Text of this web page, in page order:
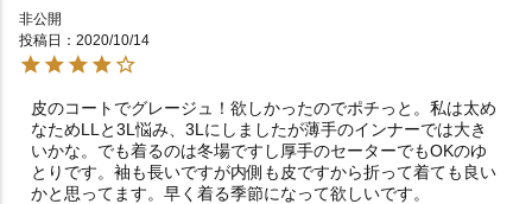
非公開
投稿日
2020/10/14
皮のコートでグレージュ！欲しかったのでポチっと。私は太め
なためLLと3L悩み、3Lにしましたが薄手のインナーでは大き
いかな。でも着るのは冬場ですし厚手のセーターでもOKのゆ
とりです。袖も長いですが内側も皮ですから折って着ても良い
かと思ってます。早く着る季節になって欲しいです。